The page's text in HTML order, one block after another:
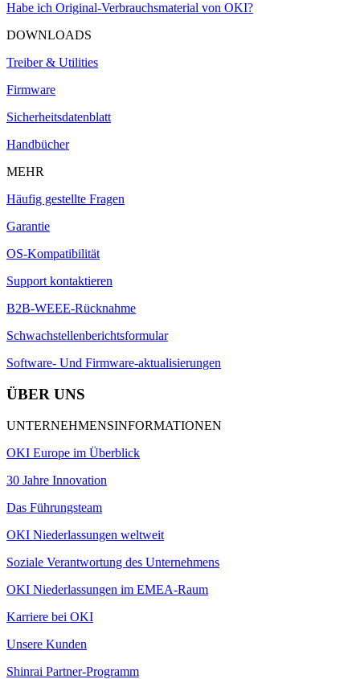
Habe ich Original-Verbrauchsmaterial von OKI?
DOWNLOADS
Treiber & Utilities
Firmware
Sicherheitsdatenblatt
Handbücher
MEHR
Häufig gestellte Fragen
Garantie
OS-Kompatibilität
Support kontaktieren
B2B-WEEE-Rücknahme
Schwachstellenberichtsformular
Software- Und Firmware-aktualisierungen
ÜBER UNS
UNTERNEHMENSINFORMATIONEN
OKI Europe im Überblick
30 Jahre Innovation
Das Führungsteam
OKI Niederlassungen weltweit
Soziale Verantwortung des Unternehmens
OKI Niederlassungen im EMEA-Raum
Karriere bei OKI
Unsere Kunden
Shinrai Partner-Programm